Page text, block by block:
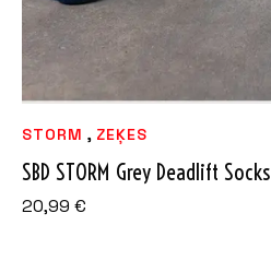
STORM , ZEĶES
SBD STORM Grey Deadlift Socks
20,99 €